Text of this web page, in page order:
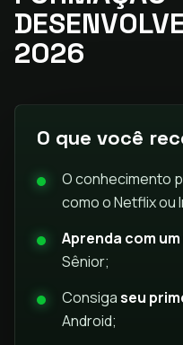
2026
O que você
O conhecimento
como o Netflix ou
Aprenda com
Sênior;
Consigaseu
Android;